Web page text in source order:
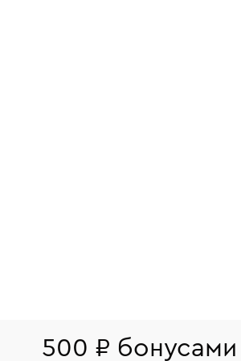
500 ₽ бонусами